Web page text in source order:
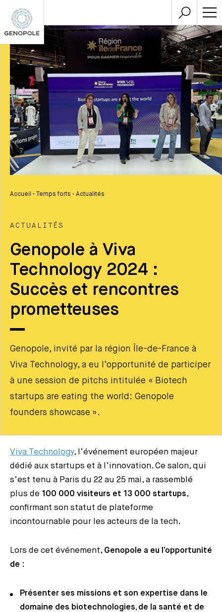
Accueil • Temps forts • Actualités
ACTUALITÉS
Genopole à Viva
Technology 2024 :
Succès et rencontres
prometteuses
Genopole, invité par la région Île-de-France à
Viva Technology, a eu l’opportunité de participer
à une session de pitchs intitulée « Biotech
startups are eating the world: Genopole
founders showcase ».
Viva Technology, l’événement européen majeur
dédié aux startups et à l’innovation. Ce salon, qui
s’est tenu à Paris du 22 au 25 mai, a rassemblé
plus de 100 000 visiteurs et 13 000 startups,
confirmant son statut de plateforme
incontournable pour les acteurs de la tech.
Lors de cet événement, Genopole a eu l’opportunité
de :
Présenter ses missions et son expertise dans le
domaine des biotechnologies, de la santé et de